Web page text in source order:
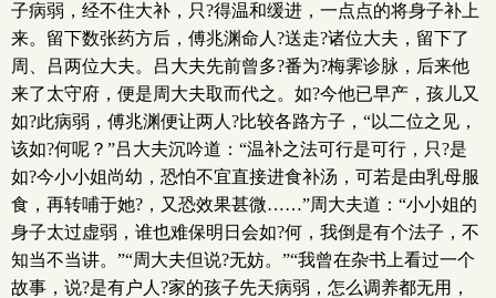
子病弱，经不住大补，只?得温和缓进，一点点的将身子补上
来。留下数张药方后，傅兆渊命人?送走?诸位大夫，留下了
周、吕两位大夫。吕大夫先前曾多?番为?梅霁诊脉，后来他
来了太守府，便是周大夫取而代之。如?今他已早产，孩儿又
如?此病弱，傅兆渊便让两人?比较各路方子，“以二位之见，
该如?何呢？”吕大夫沉吟道：“温补之法可行是可行，只?是
如?今小小姐尚幼，恐怕不宜直接进食补汤，可若是由乳母服
食，再转哺于她?，又恐效果甚微……”周大夫道：“小小姐的
身子太过虚弱，谁也难保明日会如?何，我倒是有个法子，不
知当不当讲。”“周大夫但说?无妨。”“我曾在杂书上看过一个
故事，说?是有户人?家的孩子先天病弱，怎么调养都无用，